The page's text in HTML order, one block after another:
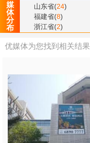
媒
体
分
布
山东省(24)
福建省(8)
浙江省(2)
优媒体为您找到相关结果